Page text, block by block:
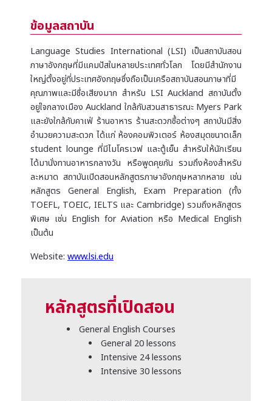
ข้อมูลสถาบัน
Language Studies International (LSI) เป็นสถาบันสอน
ภาษาอังกฤษที่มีแคมปัสในหลายประเทศทั่วโลก โดยมีสำนักงาน
ใหญ่ตั้งอยู่ที่ประเทศอังกฤษซึ่งถือเป็นเครือสถาบันสอนภาษาที่มี
คุณภาพและมีชื่อเสียงมาก สำหรับ LSI Auckland สถาบันตั้ง
อยู่ใจกลางเมือง Auckland ใกล้กับสวนสาธารณะ Myers Park
และยังใกล้กับคาเฟ่ ร้านอาหาร ร้านสะดวกซื้อต่างๆ สถาบันมีสิ่ง
อำนวยความสะดวก ได้แก่ ห้องคอมพิวเตอร์ ห้องสมุดขนาดเล็ก
student lounge ที่มีไมโครเวฟ และตู้เย็น สำหรับให้นักเรียน
ได้มานั่งทานอาหารกลางวัน หรือพูดคุยกัน รวมถึงห้องสำหรับ
ละหมาด สถาบันเปิดสอนหลักสูตรภาษาอังกฤษหลากหลาย เช่น
หลักสูตร General English, Exam Preparation (ทั้ง
TOEFL, TOEIC, IELTS และ Cambridge) รวมถึงหลักสูตร
พิเศษ เช่น English for Aviation หรือ Medical English
เป็นต้น
Website: www.lsi.edu
หลักสูตรที่เปิดสอน
General English Courses
General 20 lessons
Intensive 24 lessons
Intensive 30 lessons